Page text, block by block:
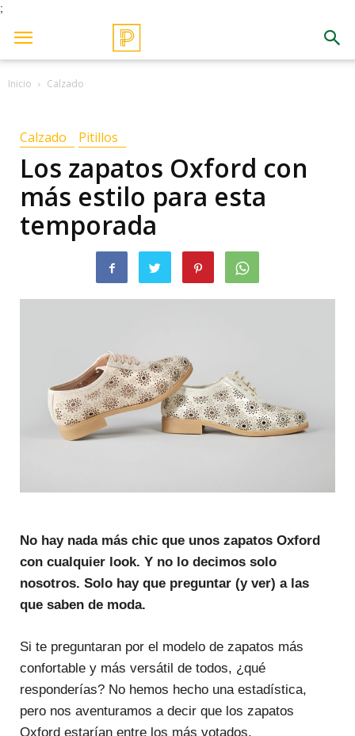
;
Inicio Calzado
Calzado Pitillos
Los zapatos Oxford con
más estilo para esta
temporada
No hay nada más chic que unos zapatos Oxford
con cualquier look. Y no lo decimos solo
nosotros. Solo hay que preguntar (y ver) a las
que saben de moda.
Si te preguntaran por el modelo de zapatos más
confortable y más versátil de todos, ¿qué
responderías? No hemos hecho una estadística,
pero nos aventuramos a decir que los zapatos
Oxford estarían entre los más votados.